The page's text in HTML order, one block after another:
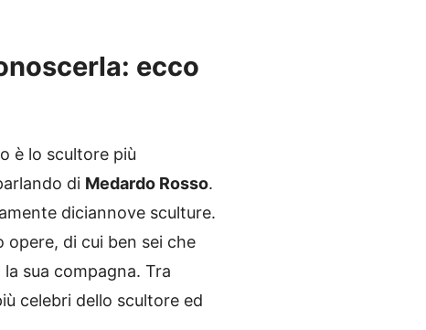
ecco
è lo scultore più
di Medardo Rosso.
diciannove sculture.
di cui ben sei che
la sua compagna. Tra
celebri dello scultore ed